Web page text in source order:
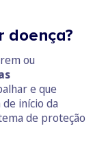
doença?
ou
e que
de início da
de proteção